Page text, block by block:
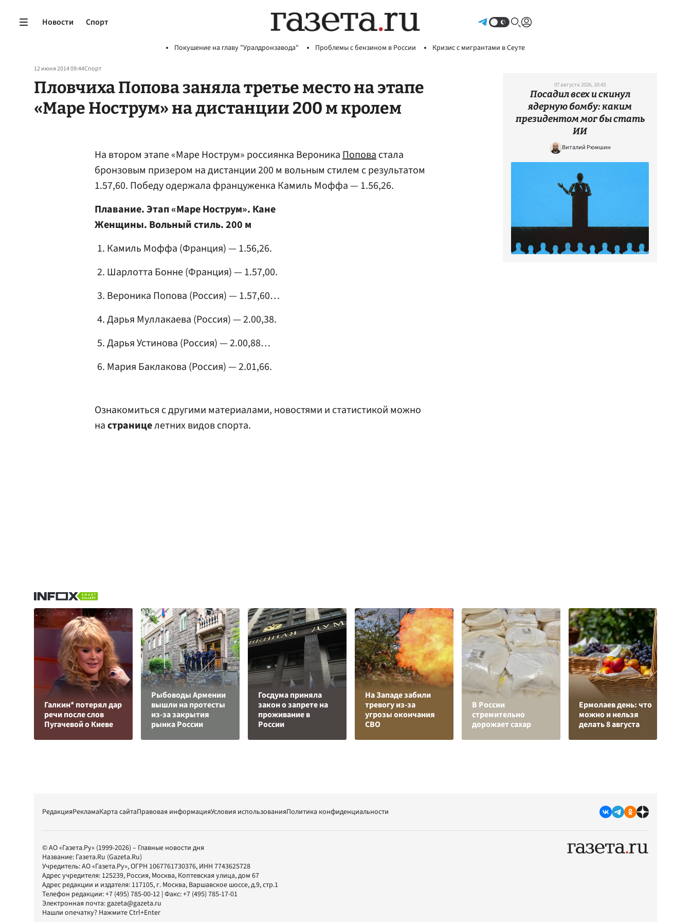
Новости Спорт
Покушение на главу "Уралдронзавода" Проблемы с бензином в России Кризис с мигрантами в Сеуте
12 июня 2014 09:44Спорт
Пловчиха Попова заняла третье место на этапе
«Маре Нострум» на дистанции 200 м кролем
На втором этапе «Маре Нострум» россиянка ВероникаПоповастала
бронзовым призером на дистанции 200 м вольным стилем с результатом
1.57,60. Победу одержала француженка Камиль Моффа — 1.56,26.
Плавание. Этап «Маре Нострум». Кане
Женщины. Вольный стиль. 200 м
Камиль Моффа (Франция) — 1.56,26.
Шарлотта Бонне (Франция) — 1.57,00.
Вероника Попова (Россия) — 1.57,60…
Дарья Муллакаева (Россия) — 2.00,38.
Дарья Устинова (Россия) — 2.00,88…
Мария Баклакова (Россия) — 2.01,66.
Ознакомиться с другими материалами, новостями и статистикой можно
настраницелетних видов спорта.
07 августа 2026, 10:43
Посадил всех и скинул
ядерную бомбу: каким
президентом мог бы стать
ИИ
Виталий Рюмшин
Галкин* потерял дар
речи после слов
Пугачевой о Киеве
Рыбоводы Армении
вышли на протесты
из-за закрытия
рынка России
Госдума приняла
закон о запрете на
проживание в
России
На Западе забили
тревогу из-за
угрозы окончания
СВО
В России
стремительно
дорожает сахар
Ермолаев день: что
можно и нельзя
делать 8 августа
РедакцияРекламаКарта сайтаПравовая информацияУсловия использованияПолитика конфиденциальности
© АО «Газета.Ру» (1999-2026) – Главные новости дня
Название: Газета.Ru (Gazeta.Ru)
Учредитель:АО «Газета.Ру», ОГРН 1067761730376, ИНН 7743625728
Адрес учредителя: 125239, Россия, Москва, Коптевская улица, дом 67
Адрес редакции и издателя: 117105, г. Москва, Варшавское шоссе, д.9, стр.1
Телефон редакции:+7 (495) 785-00-12 | Факс:+7 (495) 785-17-01
Электронная почта:gazeta@gazeta.ru
Нашли опечатку? Нажмите Ctrl+Enter